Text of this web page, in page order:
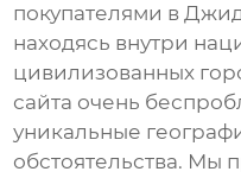
покупателями в
находясь внутри
цивилизованных
сайта очень
уникальные
обстоятельства. Мы